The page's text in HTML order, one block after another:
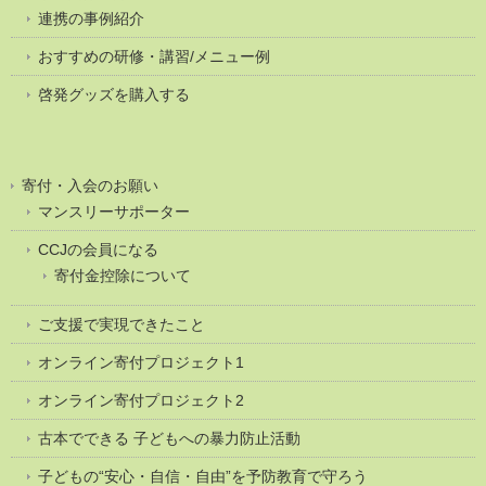
連携の事例紹介
おすすめの研修・講習/メニュー例
啓発グッズを購入する
寄付・入会のお願い
マンスリーサポーター
CCJの会員になる
寄付金控除について
ご支援で実現できたこと
オンライン寄付プロジェクト1
オンライン寄付プロジェクト2
古本でできる 子どもへの暴力防止活動
子どもの“安心・自信・自由”を予防教育で守ろう